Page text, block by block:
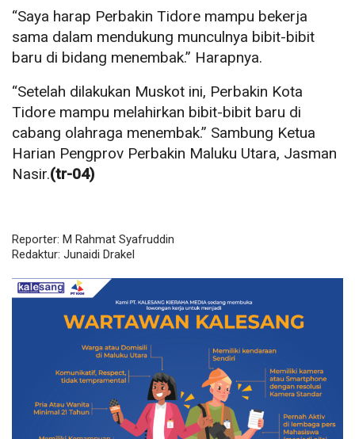
“Saya harap Perbakin Tidore mampu bekerja
sama dalam mendukung munculnya bibit-bibit
baru di bidang menembak.” Harapnya.
“Setelah dilakukan Muskot ini, Perbakin Kota
Tidore mampu melahirkan bibit-bibit baru di
cabang olahraga menembak.” Sambung Ketua
Harian Pengprov Perbakin Maluku Utara, Jasman
Nasir.(tr-04)
Reporter: M Rahmat Syafruddin
Redaktur: Junaidi Drakel